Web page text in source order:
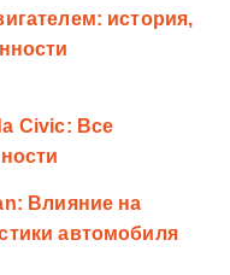
история,
Civic: Все
Влияние на
автомобиля